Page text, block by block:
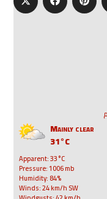
Mainly clear
31°C
Apparent: 33°C
Pressure: 1006 mb
Humidity: 84%
Winds: 24 km/h SW